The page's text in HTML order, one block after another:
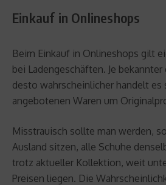
Einkauf in Onlineshops
Beim Einkauf in Onlineshops gilt
bei Ladengeschäften. Je
desto wahrscheinlicher handelt es
angebotenen Waren um
Misstrauisch sollte man werden,
Ausland sitzen, alle Schuhe
trotz aktueller Kollektion, weit
Preisen liegen. Die